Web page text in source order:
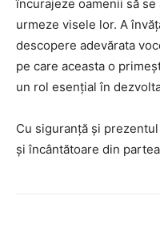
încurajeze oamenii să
urmeze visele lor. A
descopere adevărata
pe care aceasta o
un rol esențial în
Cu siguranță și
și încântătoare din